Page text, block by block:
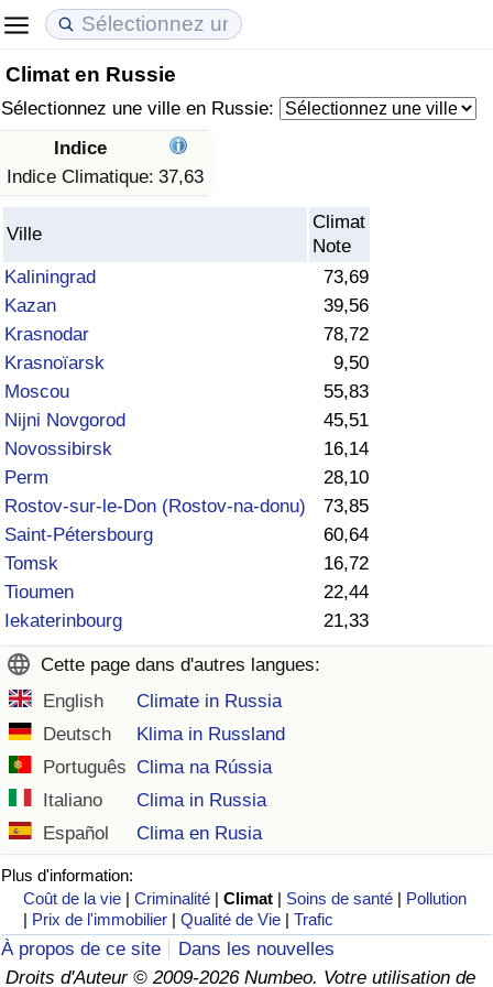
Climat en Russie
Sélectionnez une ville en Russie:
Indice
Indice Climatique: 37,63
Ville
Climat
Note
Kaliningrad
73,69
Kazan
39,56
Krasnodar
78,72
Krasnoïarsk
9,50
Moscou
55,83
Nijni Novgorod
45,51
Novossibirsk
16,14
Perm
28,10
Rostov-sur-le-Don (Rostov-na-donu)
73,85
Saint-Pétersbourg
60,64
Tomsk
16,72
Tioumen
22,44
Iekaterinbourg
21,33
Cette page dans d'autres langues:
English
Climate in Russia
Deutsch
Klima in Russland
Português Clima na Rússia
Italiano
Clima in Russia
Español
Clima en Rusia
Plus d'information:
Coût de la vie |Criminalité |Climat | Soins de santé | Pollution
| Prix de l'immobilier |Qualité de Vie |Trafic
À propos de ce site
Dans les nouvelles
Droits d'Auteur © 2009-2026 Numbeo. Votre utilisation de
Coût de la vie
Indice du Coût de la Vie (Actuel)
Indice du Coût de la Vie
à Akaba
Prix de l'immobilier
Indice des Prix de l'immobilier (Actuel)
Indice des Prix de l'immobilier
Indice des Prix de l'immobilier par Pays
Qualité de Vie
Indice de Qualité de Vie
Indice de Qualité de Vie (Actuel)
Criminalité
Indice de Criminalité (Actuel)
Indice de Criminalité
Indice de criminalité par pays
Soins de santé
Indice des soins de santé (Actuel)
Indice des soins de santé
Indice des soins de santé par Pays
Pollution
Indice de Pollution (Actuel)
Indice de pollution
Indice de Pollution par Pays
Trafic